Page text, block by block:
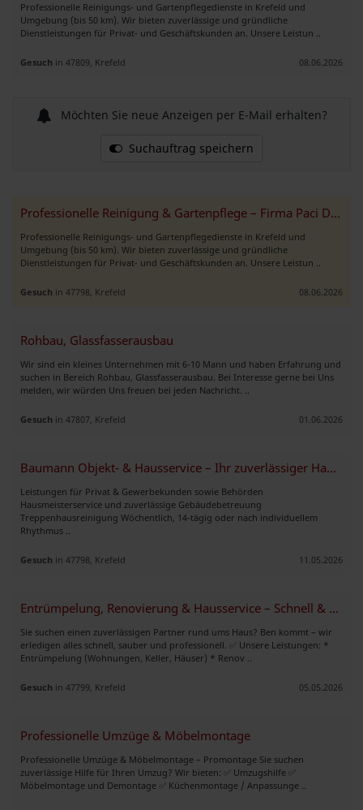
Professionelle Reinigungs- und Gartenpflegedienste in Krefeld und
Umgebung (bis 50 km). Wir bieten zuverlässige und gründliche
Dienstleistungen für Privat- und Geschäftskunden an. Unsere Leistun ..
Gesuch in 47809, Krefeld 08.06.2026
Möchten Sie neue Anzeigen per E-Mail erhalten?
Suchauftrag speichern
Professionelle Reinigung & Gartenpflege – Firma Paci Dienstleistungen
Professionelle Reinigungs- und Gartenpflegedienste in Krefeld und
Umgebung (bis 50 km). Wir bieten zuverlässige und gründliche
Dienstleistungen für Privat- und Geschäftskunden an. Unsere Leistun ..
Gesuch in 47798, Krefeld 08.06.2026
Rohbau, Glassfasserausbau
Wir sind ein kleines Unternehmen mit 6-10 Mann und haben Erfahrung und
suchen in Bereich Rohbau, Glassfasserausbau. Bei Interesse gerne bei Uns
melden, wir würden Uns freuen bei jeden Nachricht. ..
Gesuch in 47807, Krefeld 01.06.2026
Baumann Objekt- & Hausservice – Ihr zuverlässiger Hausmeisterservice
Leistungen für Privat & Gewerbekunden sowie Behörden
Hausmeisterservice und zuverlässige Gebäudebetreuung
Treppenhausreinigung Wöchentlich, 14-tägig oder nach individuellem
Rhythmus ..
Gesuch in 47798, Krefeld 11.05.2026
Entrümpelung, Renovierung & Hausservice – Schnell & Zuverlässig | Ben
Sie suchen einen zuverlässigen Partner rund ums Haus? Ben kommt – wir
erledigen alles schnell, sauber und professionell. ✅ Unsere Leistungen: *
Entrümpelung (Wohnungen, Keller, Häuser) * Renov ..
Gesuch in 47799, Krefeld 05.05.2026
Professionelle Umzüge & Möbelmontage
Professionelle Umzüge & Möbelmontage – Promontage Sie suchen
zuverlässige Hilfe für Ihren Umzug? Wir bieten: ✅ Umzugshilfe ✅
Möbelmontage und Demontage ✅ Küchenmontage / Anpassunge ..